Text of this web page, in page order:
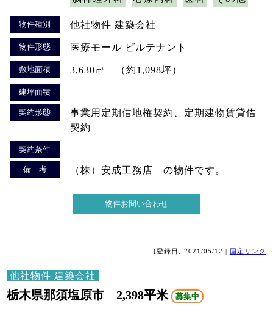
物件種別 他社物件 建築会社
物件形態 医療モール ビルテナント
敷地面積 3,630㎡ （約1,098坪）
建坪面積
契約形態
事業用定期借地権契約、定期建物賃貸借
契約
契約条件
備 考 （株）安成工務店 の物件です。
[登録日] 2021/05/12 | 固定リンク
他社物件 建築会社
栃木県那須塩原市 2,398平米 募集中